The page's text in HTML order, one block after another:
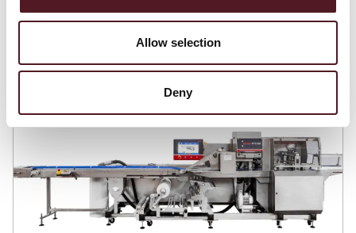
Allow selection
Deny
Blogs
Related
Articles